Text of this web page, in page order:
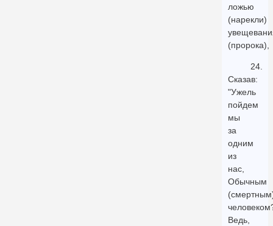
ложью
(нарекли)
(пророка),
24.
Сказав:
"Ужель
пойдем
мы
за
одним
из
нас,
Обычным
Ведь,